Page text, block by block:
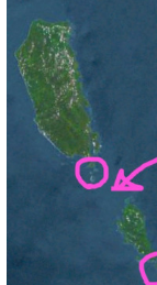
Mr.K
chappy
Romisea